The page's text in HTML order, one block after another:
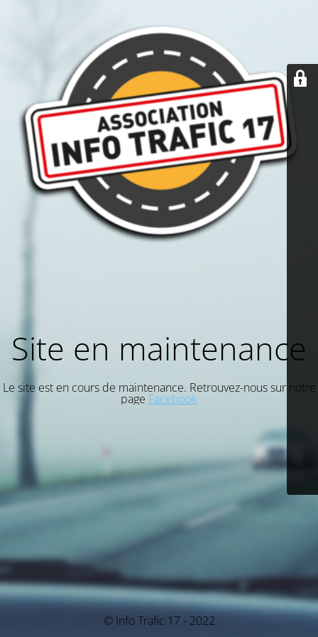
Site en maintenance
Le site est en cours de maintenance. Retrouvez-nous sur notre
page Facebook
© Info Trafic 17 - 2022